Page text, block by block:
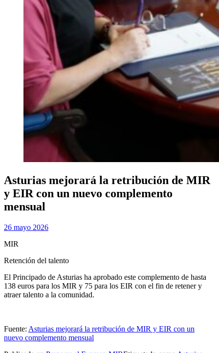
Asturias mejorará la retribución de MIR
y EIR con un nuevo complemento
mensual
porExamen MIR
Publicada
26 mayo 2026
MIR
Retención del talento
El Principado de Asturias ha aprobado este complemento de hasta
138 euros para los MIR y 75 para los EIR con el fin de retener y
atraer talento a la comunidad.
Fuente: Asturias mejorará la retribución de MIR y EIR con un
nuevo complemento mensual